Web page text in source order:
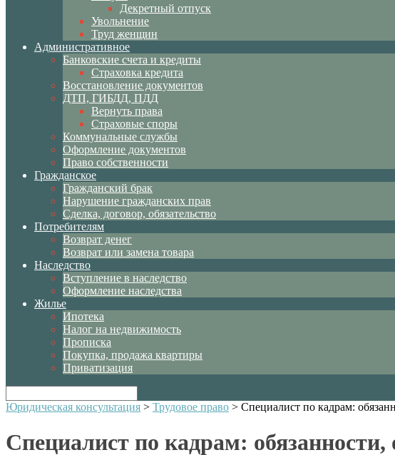
Декретный отпуск
Увольнение
Труд женщин
Административное
Банковские счета и кредиты
Страховка кредита
Восстановление документов
ДТП, ГИБДД, ПДД
Вернуть права
Страховые споры
Коммунальные службы
Оформление документов
Право собственности
Гражданское
Гражданский брак
Нарушение гражданских прав
Сделка, договор, обязательство
Потребителям
Возврат денег
Возврат или замена товара
Наследство
Вступление в наследство
Оформление наследства
Жилье
Ипотека
Налог на недвижимость
Прописка
Покупка, продажа квартиры
Приватизация
Юридическая консультация > Трудовое право > Специалист по кадрам:
Специалист по кадрам: обязанности,